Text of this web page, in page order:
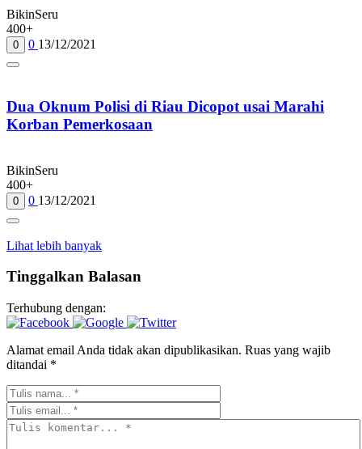
BikinSeru
400+
0 0 13/12/2021
Dua Oknum Polisi di Riau Dicopot usai Marahi
Korban Pemerkosaan
BikinSeru
400+
0 0 13/12/2021
Lihat lebih banyak
Tinggalkan Balasan
Terhubung dengan:
Alamat email Anda tidak akan dipublikasikan. Ruas yang wajib
ditandai *